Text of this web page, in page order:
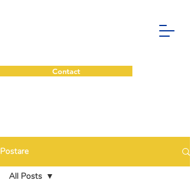
Contact
Postare
All Posts